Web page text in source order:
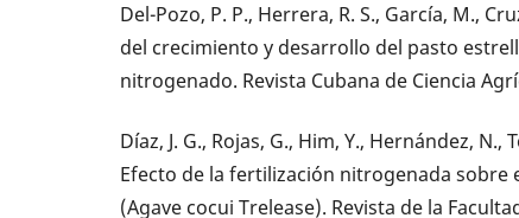
Del-Pozo, P. P., Herrera, R. S., García, M.,
del crecimiento y desarrollo del pasto
nitrogenado. Revista Cubana de Ciencia
Díaz, J. G., Rojas, G., Him, Y., Hernández,
Efecto de la fertilización nitrogenada sobre
(Agave cocui Trelease). Revista de la